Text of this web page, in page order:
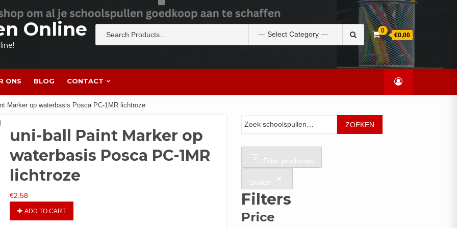
Online
naar:
0
€0,00
ONS BLOG CONTACT
Marker op waterbasis Posca PC-1MR lichtroze
uni-ball Paint Marker op
waterbasis Posca PC-1MR
lichtroze
€2,58
ADD TO CART
ZOEKEN
Filter producten
Sluiten
Filters
Price